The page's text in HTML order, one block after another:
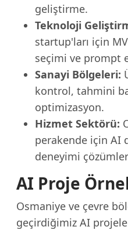
geliştirme.
Teknoloji
startup'ları için
seçimi ve prompt
Sanayi Bölgeleri:
kontrol, tahmini
optimizasyon.
Hizmet Sektörü:
perakende için AI
deneyimi
AI Proje
Osmaniye ve çevre
geçirdiğimiz AI